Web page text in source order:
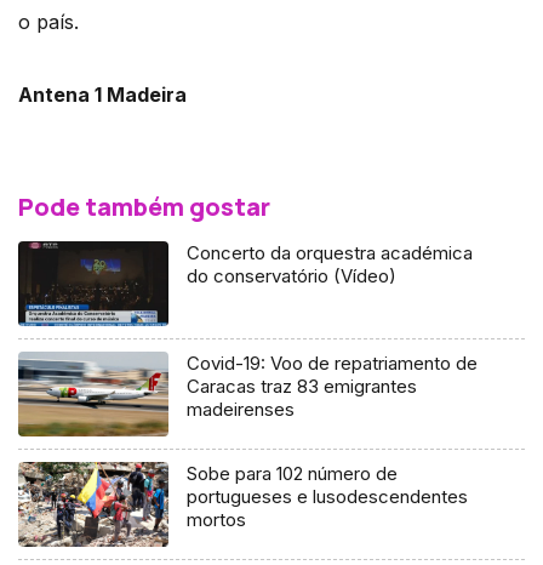
o país.
Antena 1 Madeira
Pode também gostar
Concerto da orquestra académica
do conservatório (Vídeo)
Covid-19: Voo de repatriamento de
Caracas traz 83 emigrantes
madeirenses
Sobe para 102 número de
portugueses e lusodescendentes
mortos